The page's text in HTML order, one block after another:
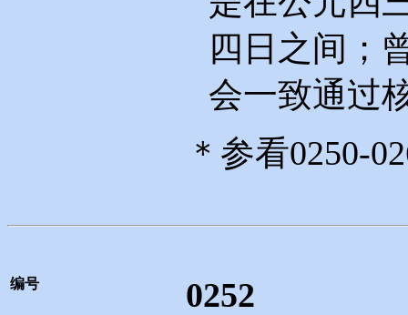
四日之间；
会一致通过
＊参看0250-
编号 0252